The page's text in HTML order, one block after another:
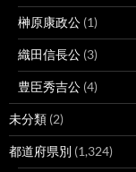
榊原康政公 (1)
織田信長公 (3)
豊臣秀吉公 (4)
未分類 (2)
都道府県別 (1,324)